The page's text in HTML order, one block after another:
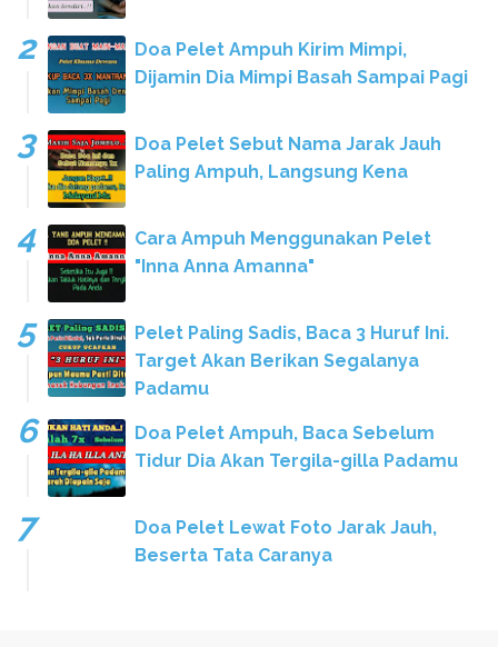
Doa Pelet Ampuh Kirim Mimpi,
Dijamin Dia Mimpi Basah Sampai Pagi
Doa Pelet Sebut Nama Jarak Jauh
Paling Ampuh, Langsung Kena
Cara Ampuh Menggunakan Pelet
"Inna Anna Amanna"
Pelet Paling Sadis, Baca 3 Huruf Ini.
Target Akan Berikan Segalanya
Padamu
Doa Pelet Ampuh, Baca Sebelum
Tidur Dia Akan Tergila-gilla Padamu
Doa Pelet Lewat Foto Jarak Jauh,
Beserta Tata Caranya